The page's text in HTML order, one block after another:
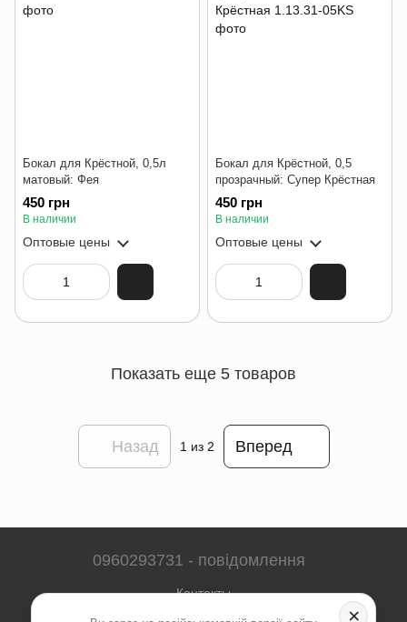
Бокал для Крёстной, 0,5л
матовый: Фея
450 грн
В наличии
Оптовые цены
Бокал для Крёстной, 0,5
прозрачный: Супер Крёстная
450 грн
В наличии
Оптовые цены
Показать еще 5 товаров
Назад 1из 2 Вперед
0960293731 - повідомлення
Контакты
×